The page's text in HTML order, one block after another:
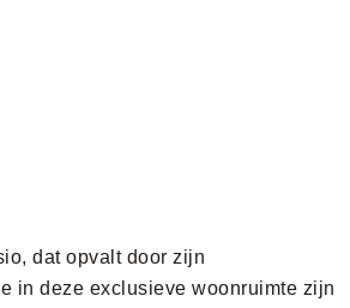
dat opvalt door zijn
in deze exclusieve woonruimte zijn